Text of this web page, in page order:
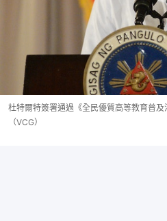
杜特爾特簽署通過《全民優質高等教育普及
（VCG）